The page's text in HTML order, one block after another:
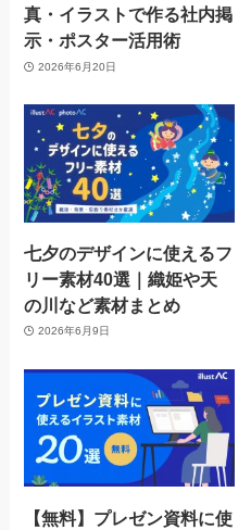
真・イラストで作る社内掲
示・ポスター活用術
2026年6月20日
七夕のデザインに使えるフ
リー素材40選｜織姫や天
の川など素材まとめ
2026年6月9日
【無料】プレゼン資料に使